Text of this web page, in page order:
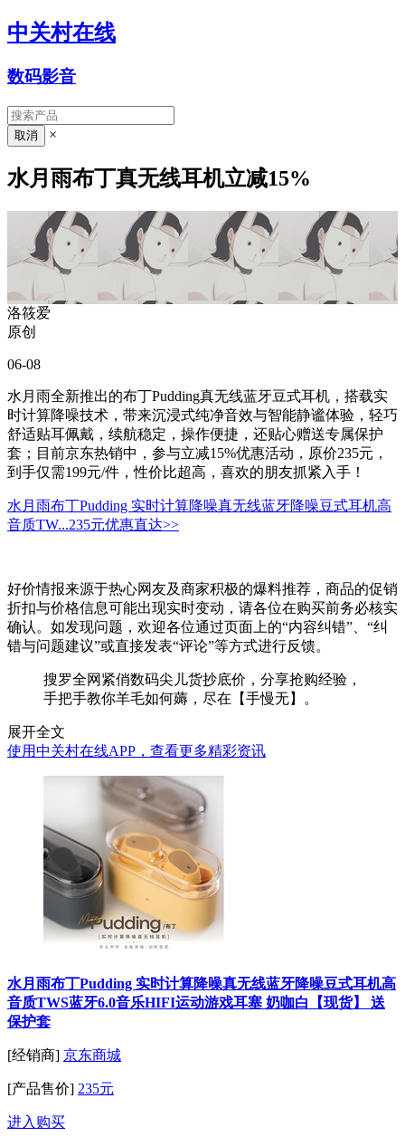
中关村在线
数码影音
×
水月雨布丁真无线耳机立减15%
洛筱爱
原创
06-08
水月雨全新推出的布丁Pudding真无线蓝牙豆式耳机，搭载实
时计算降噪技术，带来沉浸式纯净音效与智能静谧体验，轻巧
舒适贴耳佩戴，续航稳定，操作便捷，还贴心赠送专属保护
套；目前京东热销中，参与立减15%优惠活动，原价235元，
到手仅需199元/件，性价比超高，喜欢的朋友抓紧入手！
水月雨布丁Pudding 实时计算降噪真无线蓝牙降噪豆式耳机高
音质TW...235元优惠直达>>
好价情报来源于热心网友及商家积极的爆料推荐，商品的促销
折扣与价格信息可能出现实时变动，请各位在购买前务必核实
确认。如发现问题，欢迎各位通过页面上的“内容纠错”、“纠
错与问题建议”或直接发表“评论”等方式进行反馈。
搜罗全网紧俏数码尖儿货抄底价，分享抢购经验，
手把手教你羊毛如何薅，尽在【手慢无】。
展开全文
使用中关村在线APP，查看更多精彩资讯
水月雨布丁Pudding 实时计算降噪真无线蓝牙降噪豆式耳机高
音质TWS蓝牙6.0音乐HIFI运动游戏耳塞 奶咖白【现货】 送
保护套
[经销商] 京东商城
[产品售价] 235元
进入购买